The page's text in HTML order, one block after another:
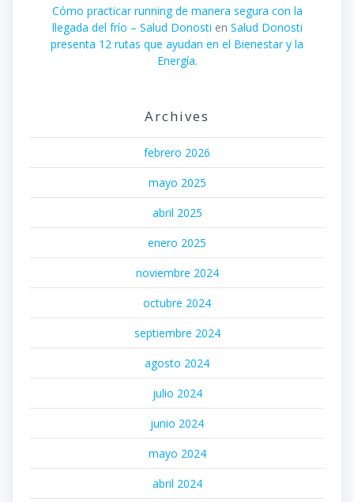
Cómo practicar running de manera segura con la
llegada del frío – Salud Donosti en Salud Donosti
presenta 12 rutas que ayudan en el Bienestar y la
Energía.
Archives
febrero 2026
mayo 2025
abril 2025
enero 2025
noviembre 2024
octubre 2024
septiembre 2024
agosto 2024
julio 2024
junio 2024
mayo 2024
abril 2024